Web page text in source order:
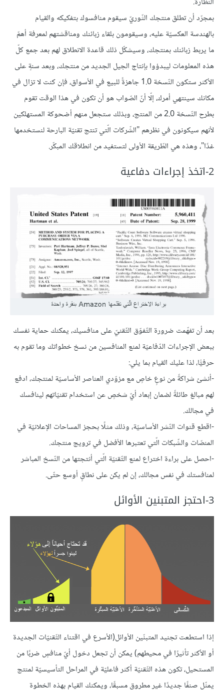
بمجرّد أن تطلق منتجك الثّوريّ سيقوم منافسوك بتفكيكه والقيام
بالهندسة العكسيّة عليه، وسيقومون بلقاء زبائنك ومناقشتهم لمعرفة أهمّ
ما يربط زبائنك بمنتجك، وسيشكّل ذلك قاعدة الانطلاق لهم بعد جمع كلّ
هذه المعلومات ليبدؤوا بإنتاج الجيل الجديد من منتجك، وبعد سنةٍ على
الأكثر ستكون النّسخة 1.0 جاهزةً للبيع في الأسواق، فإن كنت لا تزال في
مكانك سينتهي أمرك، إلّا أنّ الصّواب هو أن تكون في هذا الوقت تقوم
بطرح النّسخة 2.0 من المنتج، وبذلك ستجعل منهم أضحوكة المستهلكين
لأنهم سيكونون في نظرهم "الشّركات الّتي تنتج تقنيّة البارحة لنستخدمها
غدًا"، وهذه هي الطّريقة الأولى لتستفيد من انطلاقك المبكّر.
2-اتخذ إجراءات دفاعية
بعد أن تفهّمت ضرورة التّفوّق التّقنيّ على منافسيك، يمكنك حماية نفسك
ببعض الإجراءات الدّفاعيّة لمنع المنافسين من نسخ خطواتك وما تقوم به
حرفيًّا، لذا عليك القيام بما يلي:
-أنشئ شراكةً من نوعٍ خاصٍ مع مزوّدي العناصر الأساسيّة لمنتجك، ادفع
لهم مبالغ طائلةً لضمان إبعاد أيّ شخصٍ عن استخدام تقنيّاتهم لينافسك
في مجالك.
-اقطع قنوات النّشر الأساسيّة، وذلك مثلًا بحجز المساحات الإعلانيّة في
المنصّات والشّبكات الّتي تعتبرها الأفضل في ترويج منتجك.
-احصل على براءة اختراع لمنع التّقنيّة الّتي أنتجتها من النّسخ المباشر
لمنافستك في نفس مجالك، إن لم يكن على نطاقٍ أوسع حتّى.
3-احتجز المتبنين الأوائل
إذا استطعت تجنيد المتبنّين الأوائل(الأسرع في اقتناء التّقنيّات الجديدة
أو الأكثر تأثيرًا في محيطهم) يمكن أن تجعل دخول أيّ منافسٍ ضربًا من
المستحيل، تكون هذه التّقنيّة أكثر فاعليّة في المراحل التأسيسيّة لمنتج
يمثّل صنفًا جديدًا غير مطروق مسبقًا، ويمكنك القيام بهذه الخطوة